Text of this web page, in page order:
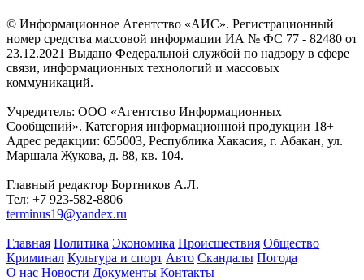
© Информационное Агентство «АИС». Регистрационный
номер средства массовой информации ИА № ФС 77 - 82480 от
23.12.2021 Выдано Федеральной службой по надзору в сфере
связи, информационных технологий и массовых
коммуникаций.
Учредитель: ООО «Агентство Информационных
Сообщений». Категория информационной продукции 18+
Адрес редакции: 655003, Республика Хакасия, г. Абакан, ул.
Маршала Жукова, д. 88, кв. 104.
Главный редактор Бортников А.Л.
Тел: +7 923-582-8806
terminus19@yandex.ru
Главная Политика Экономика Происшествия Общество
Криминал Культура и спорт Авто Скандалы Погода
О нас Новости Документы Контакты